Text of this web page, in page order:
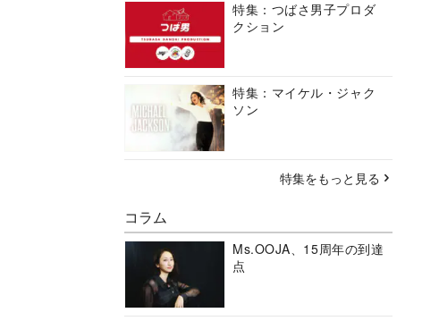
特集：つばさ男子プロダ
クション
特集：マイケル・ジャク
ソン
特集をもっと見る
コラム
Ms.OOJA、15周年の到達
点